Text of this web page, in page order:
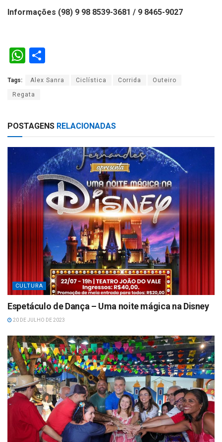
Informações (98) 9 98 8539-3681 / 9 8465-9027
W
at
A
p
p
ar
Tags: Alex Sanra Ciclística Corrida Outeiro
Regata
POSTAGENS RELACIONADAS
CULTURA
Espetáculo de Dança – Uma noite mágica na Disney
20 DE JULHO DE 2023